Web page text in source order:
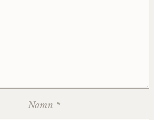
Namn *